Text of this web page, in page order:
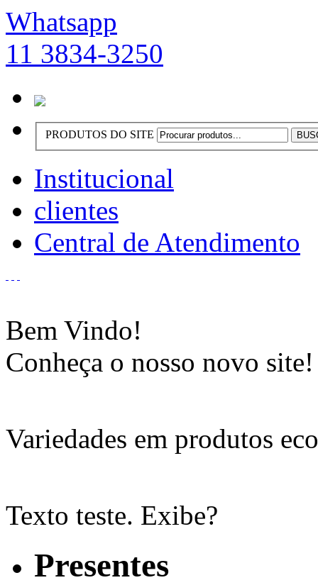
Whatsapp
11 3834-3250
PRODUTOS DO SITE
Institucional
clientes
Central de Atendimento
Bem Vindo!
Conheça o nosso novo site!
Variedades em produtos
Texto teste. Exibe?
Presentes